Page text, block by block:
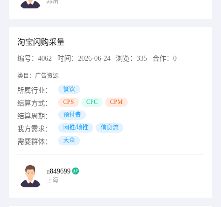
郑州
淘宝闪购采量
编号： 4062 时间： 2026-06-24 浏览： 335 合作： 0
类目： 广告资源
所属行业： 餐饮
结算方式： CPS CPC CPM
结算周期： 预付费
我方需求： 网推/地推 信息流
需要群体： 大众
u849699
上海